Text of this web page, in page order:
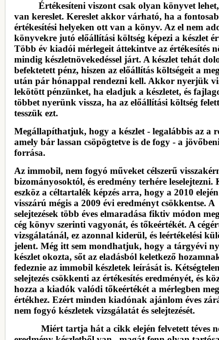
Értékesíteni viszont csak olyan könyvet
van kereslet. Kereslet akkor várható, ha a
értékesítési helyeken ott van a könyv. Az el nem
könyvekre jutó előállítási költség képezi a készlet
Több év kiadói mérlegeit áttekintve az értékesítés
mindig készletnövekedéssel járt. A készlet tehát
befektetett pénz, hiszen az előállítás költségeit a
után pár hónappal rendezni kell. Akkor nyerjük
lekötött pénzünket, ha eladjuk a készletet, és
többet nyerünk vissza, ha az előállítási költség
tesszük ezt.
Megállapíthatjuk, hogy a készlet - legalábbis az a
amely bár lassan csöpögtetve is de fogy - a
forrása.
Az immobil, nem fogyó műveket célszerű
bizományosoktól, és eredmény terhére leselejtezni.
eszköz a céltartalék képzés arra, hogy a 2010
visszárú mégis a 2009 évi eredményt csökkentse. A
selejtezések több éves elmaradása fiktiv módon
cég könyv szerinti vagyonát, és tőkeértékét. A
vizsgálatánál, ez azonnal kiderül, és leértékelési
jelent. Még itt sem mondhatjuk, hogy a tárgyévi
készlet okozta, sőt az eladásból keletkező
fedeznie az immobil készletek leírását is.
selejtezés csökkenti az értékesítés eredményét, és
hozza a kiadók valódi tőkeértékét a mérlegben
értékhez. Ezért minden kiadónak ajánlom éves
nem fogyó készletek vizsgálatát és selejtezését.
Miért tartja hát a cikk elején felvetett téves